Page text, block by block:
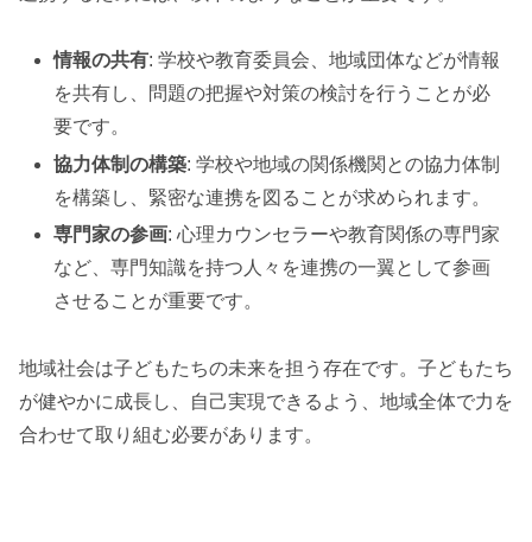
情報の共有: 学校や教育委員会、地域団体などが情報
を共有し、問題の把握や対策の検討を行うことが必
要です。
協力体制の構築: 学校や地域の関係機関との協力体制
を構築し、緊密な連携を図ることが求められます。
専門家の参画: 心理カウンセラーや教育関係の専門家
など、専門知識を持つ人々を連携の一翼として参画
させることが重要です。
地域社会は子どもたちの未来を担う存在です。子どもたち
が健やかに成長し、自己実現できるよう、地域全体で力を
合わせて取り組む必要があります。